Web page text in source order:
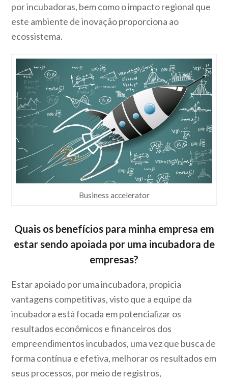
por incubadoras, bem como o impacto regional que
este ambiente de inovação proporciona ao
ecossistema.
Business accelerator
Quais os benefícios para minha empresa em
estar sendo apoiada por uma incubadora de
empresas?
Estar apoiado por uma incubadora, propicia
vantagens competitivas, visto que a equipe da
incubadora está focada em potencializar os
resultados econômicos e financeiros dos
empreendimentos incubados, uma vez que busca de
forma contínua e efetiva, melhorar os resultados em
seus processos, por meio de registros,